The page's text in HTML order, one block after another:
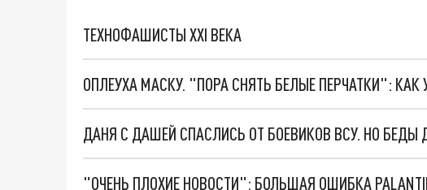
ТЕХНОФАШИСТЫ XXI ВЕКА
ОПЛЕУХА МАСКУ. "ПОРА СНЯТЬ БЕЛЫЕ ПЕРЧАТКИ": КАК
ДАНЯ С ДАШЕЙ СПАСЛИСЬ ОТ БОЕВИКОВ ВСУ. НО